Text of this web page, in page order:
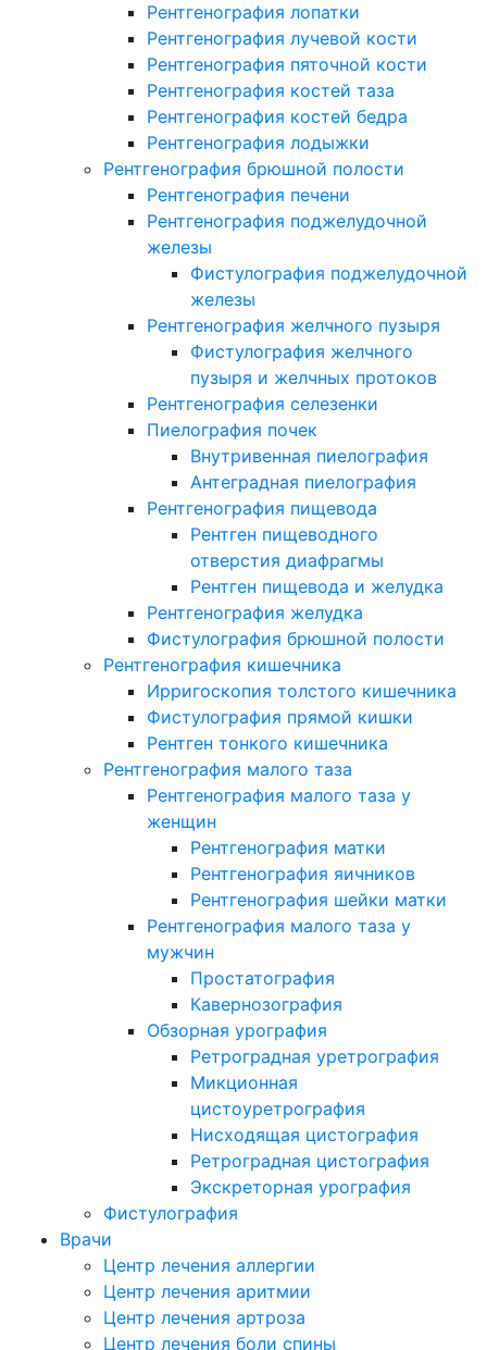
Рентгенография лопатки
Рентгенография лучевой кости
Рентгенография пяточной кости
Рентгенография костей таза
Рентгенография костей бедра
Рентгенография лодыжки
Рентгенография брюшной полости
Рентгенография печени
Рентгенография поджелудочной
железы
Фистулография поджелудочной
железы
Рентгенография желчного пузыря
Фистулография желчного
пузыря и желчных протоков
Рентгенография селезенки
Пиелография почек
Внутривенная пиелография
Антеградная пиелография
Рентгенография пищевода
Рентген пищеводного
отверстия диафрагмы
Рентген пищевода и желудка
Рентгенография желудка
Фистулография брюшной полости
Рентгенография кишечника
Ирригоскопия толстого кишечника
Фистулография прямой кишки
Рентген тонкого кишечника
Рентгенография малого таза
Рентгенография малого таза у
женщин
Рентгенография матки
Рентгенография яичников
Рентгенография шейки матки
Рентгенография малого таза у
мужчин
Простатография
Кавернозография
Обзорная урография
Ретроградная уретрография
Микционная
цистоуретрография
Нисходящая цистография
Ретроградная цистография
Экскреторная урография
Фистулография
Врачи
Центр лечения аллергии
Центр лечения аритмии
Центр лечения артроза
Центр лечения боли спины